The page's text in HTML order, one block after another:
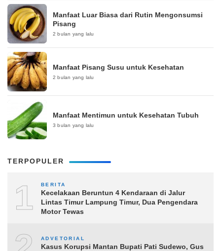
Manfaat Luar Biasa dari Rutin Mengonsumsi
Pisang
2 bulan yang lalu
Manfaat Pisang Susu untuk Kesehatan
2 bulan yang lalu
Manfaat Mentimun untuk Kesehatan Tubuh
3 bulan yang lalu
TERPOPULER
1 BERITA
Kecelakaan Beruntun 4 Kendaraan di Jalur
Lintas Timur Lampung Timur, Dua Pengendara
Motor Tewas
ADVETORIAL
Kasus Korupsi Mantan Bupati Pati Sudewo, Gus